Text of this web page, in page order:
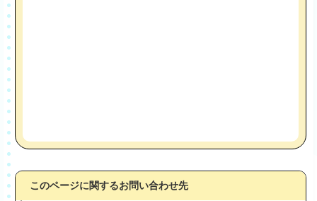
このページに関するお問い合わせ先